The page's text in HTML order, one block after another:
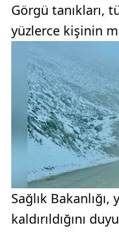
Görgü tanıkları,
yüzlerce kişinin
Sağlık
kaldırıldığını